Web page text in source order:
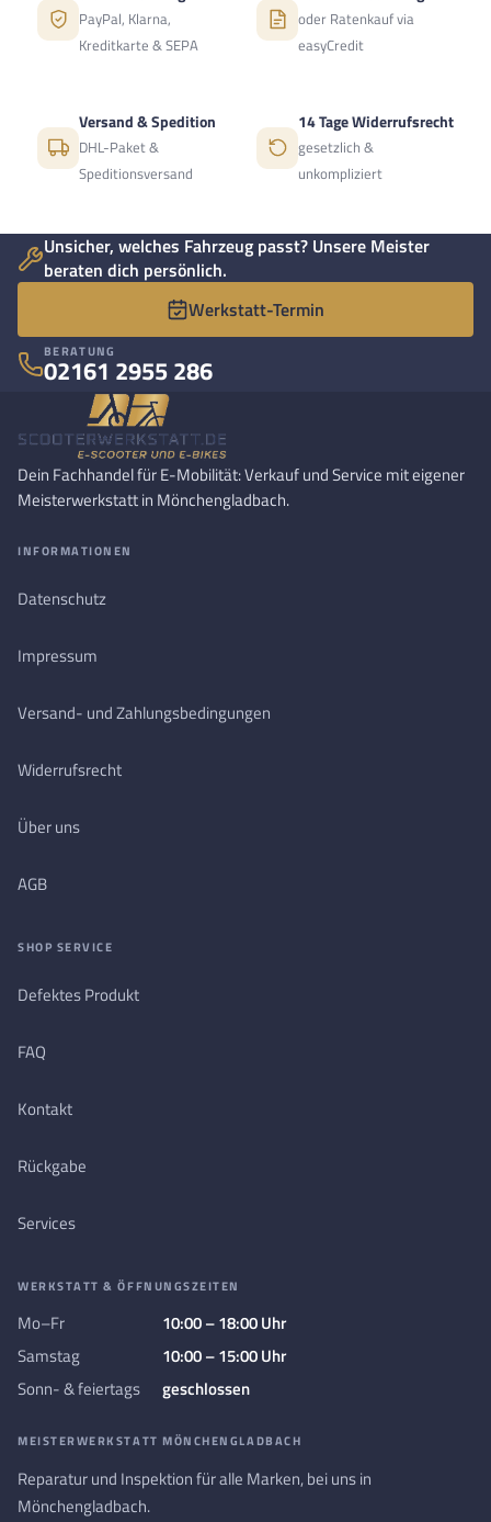
PayPal, Klarna,
Kreditkarte & SEPA
oder Ratenkauf via
easyCredit
Versand & Spedition
DHL-Paket &
Speditionsversand
14 Tage Widerrufsrecht
gesetzlich &
unkompliziert
Unsicher, welches Fahrzeug passt? Unsere Meister
beraten dich persönlich.
Werkstatt-Termin
BERATUNG
02161 2955 286
Dein Fachhandel für E-Mobilität: Verkauf und Service mit eigener
Meisterwerkstatt in Mönchengladbach.
INFORMATIONEN
Datenschutz
Impressum
Versand- und Zahlungsbedingungen
Widerrufsrecht
Über uns
AGB
SHOP SERVICE
Defektes Produkt
FAQ
Kontakt
Rückgabe
Services
WERKSTATT & ÖFFNUNGSZEITEN
Mo–Fr
10:00 – 18:00 Uhr
Samstag
10:00 – 15:00 Uhr
Sonn- & feiertags
geschlossen
MEISTERWERKSTATT MÖNCHENGLADBACH
Reparatur und Inspektion für alle Marken, bei uns in
Mönchengladbach.